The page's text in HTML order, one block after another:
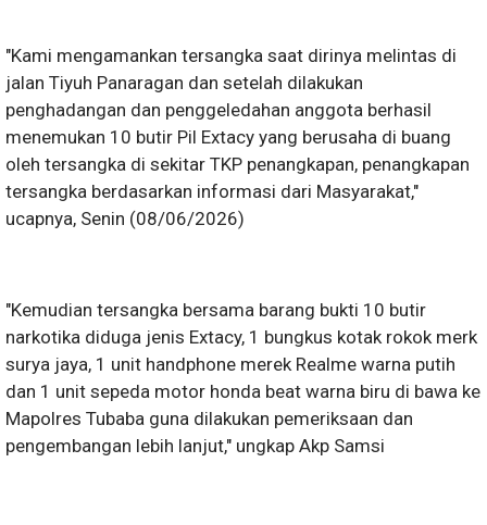
"Kami mengamankan tersangka saat dirinya melintas di
jalan Tiyuh Panaragan dan setelah dilakukan
penghadangan dan penggeledahan anggota berhasil
menemukan 10 butir Pil Extacy yang berusaha di buang
oleh tersangka di sekitar TKP penangkapan, penangkapan
tersangka berdasarkan informasi dari Masyarakat,"
ucapnya, Senin (08/06/2026)
"Kemudian tersangka bersama barang bukti 10 butir
narkotika diduga jenis Extacy, 1 bungkus kotak rokok merk
surya jaya, 1 unit handphone merek Realme warna putih
dan 1 unit sepeda motor honda beat warna biru di bawa ke
Mapolres Tubaba guna dilakukan pemeriksaan dan
pengembangan lebih lanjut," ungkap Akp Samsi